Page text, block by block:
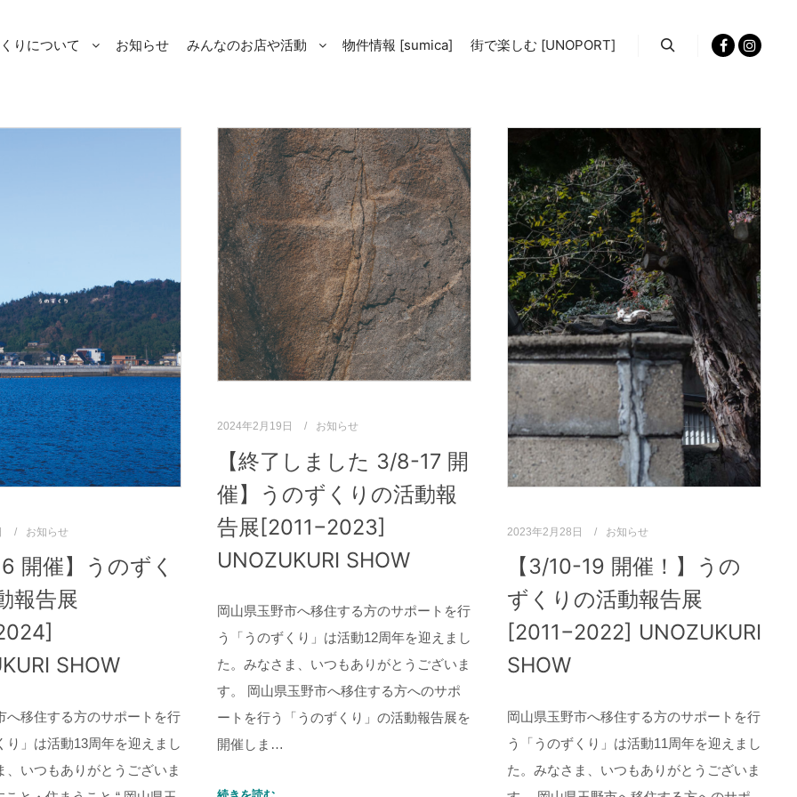
りについて お知らせ みんなのお店や活動 物件情報 [sumica] 街で楽しむ [UNOPORT]
お知らせ
開催】うのずく
報告展
SHOW
へ移住する方のサポートを行
り」は活動13周年を迎えまし
、いつもありがとうございま
2024年2月19日 お知らせ
【終了しました 3/8-17 開
催】うのずくりの活動報
告展[2011−2023]
UNOZUKURI SHOW
岡山県玉野市へ移住する方のサポートを行
う「うのずくり」は活動12周年を迎えまし
た。みなさま、いつもありがとうございま
す。 岡山県玉野市へ移住する方へのサポ
ートを行う「うのずくり」の活動報告展を
開催しま…
2023年2月28日 お知らせ
【3/10-19 開催！】うの
ずくりの活動報告展
[2011−2022] UNOZUKURI
SHOW
岡山県玉野市へ移住する方のサポートを行
う「うのずくり」は活動11周年を迎えまし
た。みなさま、いつもありがとうございま